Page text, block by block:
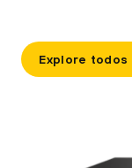
Explore